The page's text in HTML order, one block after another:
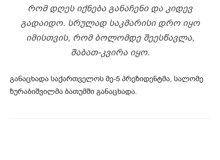
ᲠᲝᲛ ᲓᲦᲔᲡ ᲘᲥᲜᲔᲑᲐ ᲒᲐᲜᲐᲩᲔᲜᲘ ᲓᲐ ᲙᲘᲓᲔᲕ
ᲒᲐᲓᲐᲘᲓᲝ. ᲡᲠᲣᲚᲐᲓ ᲡᲐᲙᲛᲐᲠᲘᲡᲘ ᲓᲠᲝ ᲘᲧᲝ
ᲘᲛᲘᲡᲗᲕᲘᲡ, ᲠᲝᲛ ᲑᲝᲚᲝᲛᲓᲔ ᲨᲔᲔᲡᲬᲐᲕᲚᲐ,
ᲨᲐᲑᲐᲗ-ᲙᲕᲘᲠᲐ ᲘᲧᲝ.
განაცხადა საქართველოს მე-5 პრეზიდენტმა, სალომე
ზურაბიშვილმა ბათუმში განაცხადა.